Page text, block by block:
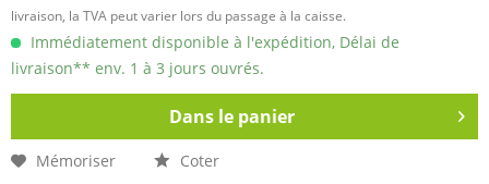
livraison, la TVA peut varier lors du passage à la caisse.
Immédiatement disponible à l'expédition, Délai de
livraison** env. 1 à 3 jours ouvrés.
Dans le panier
Mémoriser Coter